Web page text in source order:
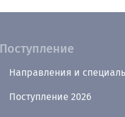
Поступление
Направления и
Поступление 2026